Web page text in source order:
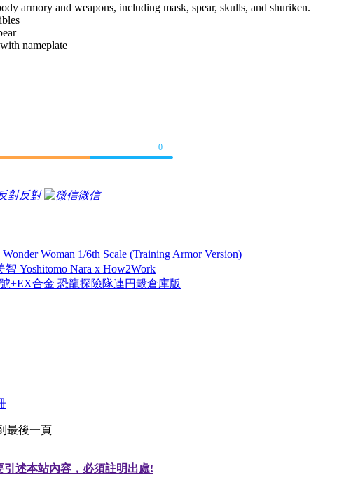
armory and weapons, including mask, spear, skulls, and shuriken.
nameplate
0
反對 微信
Woman 1/6th Scale (Training Armor Version)
Yoshitomo Nara x How2Work
+EX合金 恐龍探險隊連円穀倉庫版
最後一頁
引述本站內容，必須註明出處!